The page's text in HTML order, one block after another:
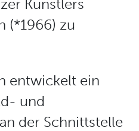
Künstlers
(*1966) zu
entwickelt ein
und
der Schnittstelle